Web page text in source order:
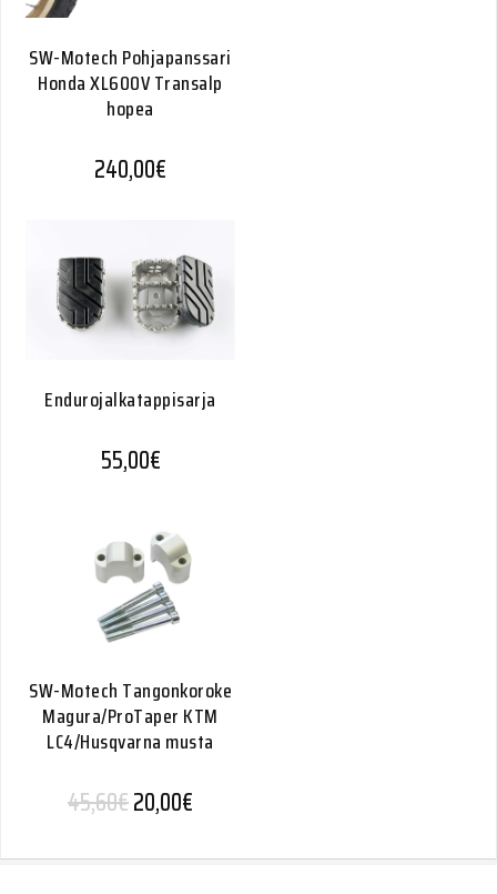
SW-Motech Pohjapanssari
Honda XL600V Transalp
hopea
240,00€
Endurojalkatappisarja
55,00€
SW-Motech Tangonkoroke
Magura/ProTaper KTM
LC4/Husqvarna musta
45,60€Alkuperäinen hinta oli: 45,60€.
20,00€